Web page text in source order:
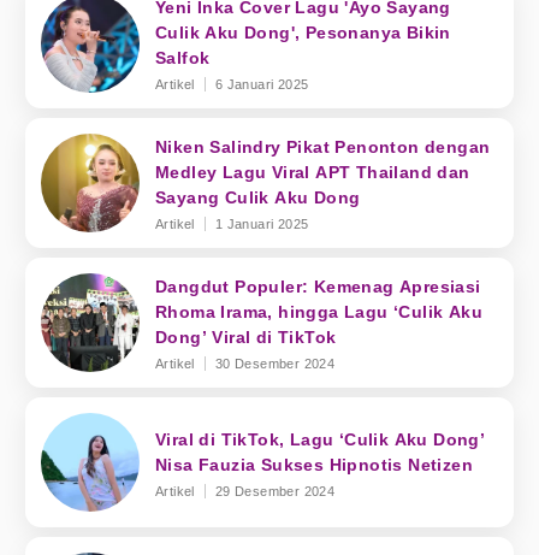
Yeni Inka Cover Lagu 'Ayo Sayang
Culik Aku Dong', Pesonanya Bikin
Salfok
Artikel 6 Januari 2025
Niken Salindry Pikat Penonton dengan
Medley Lagu Viral APT Thailand dan
Sayang Culik Aku Dong
Artikel 1 Januari 2025
Dangdut Populer: Kemenag Apresiasi
Rhoma Irama, hingga Lagu ‘Culik Aku
Dong’ Viral di TikTok
Artikel 30 Desember 2024
Viral di TikTok, Lagu ‘Culik Aku Dong’
Nisa Fauzia Sukses Hipnotis Netizen
Artikel 29 Desember 2024